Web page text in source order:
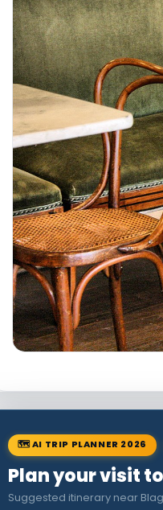
🗺 AI TRIP PLANNER 2026
Plan your visit
Suggested itinerary near